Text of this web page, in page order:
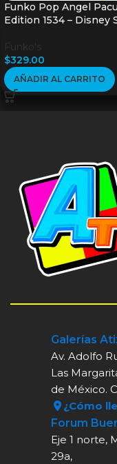
Funko Pop Angel
Edition 1534 – Disney
Funko's
$329.00
AÑADIR AL CARRITO
Galerías
Av. Adolfo
Las
de México.
¿Cómo
Forum
Eje 1 norte,
29a,